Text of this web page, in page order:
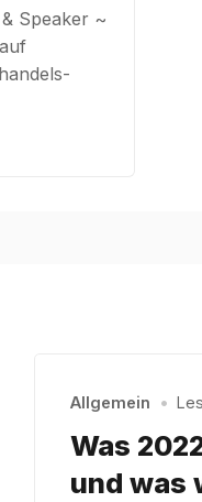
Speaker ~
Allgemein •
Was
und was